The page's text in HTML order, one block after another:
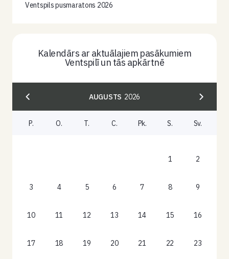
Ventspils pusmaratons 2026
Kalendārs ar aktuālajiem pasākumiem
Ventspilī un tās apkārtnē
AUGUSTS 2026
P. O. T. C. Pk. S. Sv.
1 2
3 4 5 6 7 8 9
10 11 12 13 14 15 16
17 18 19 20 21 22 23